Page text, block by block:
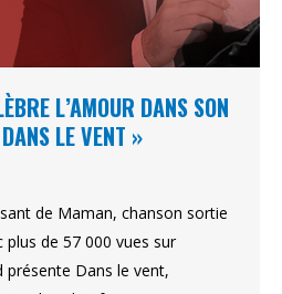
L’AMOUR DANS SON
LE VENT »
de Maman, chanson sortie
de 57 000 vues sur
présente Dans le vent,